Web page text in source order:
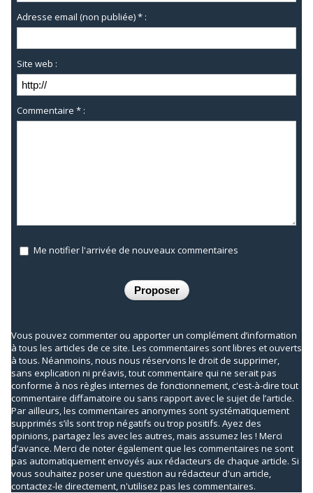
Adresse email (non publiée) * :
Site web :
Commentaire * :
Me notifier l'arrivée de nouveaux commentaires
Vous pouvez commenter ou apporter un complément d’information
à tous les articles de ce site. Les commentaires sont libres et ouverts
à tous. Néanmoins, nous nous réservons le droit de supprimer,
sans explication ni préavis, tout commentaire qui ne serait pas
conforme à nos règles internes de fonctionnement, c'est-à-dire tout
commentaire diffamatoire ou sans rapport avec le sujet de l’article.
Par ailleurs, les commentaires anonymes sont systématiquement
supprimés s’ils sont trop négatifs ou trop positifs. Ayez des
opinions, partagez les avec les autres, mais assumez les ! Merci
d’avance. Merci de noter également que les commentaires ne sont
pas automatiquement envoyés aux rédacteurs de chaque article. Si
vous souhaitez poser une question au rédacteur d'un article,
contactez-le directement, n'utilisez pas les commentaires.